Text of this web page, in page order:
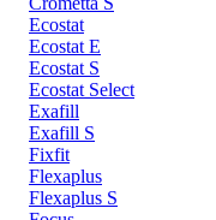
Ecostat
Ecostat E
Ecostat S
Ecostat Select
Exafill
Exafill S
Fixfit
Flexaplus
Flexaplus S